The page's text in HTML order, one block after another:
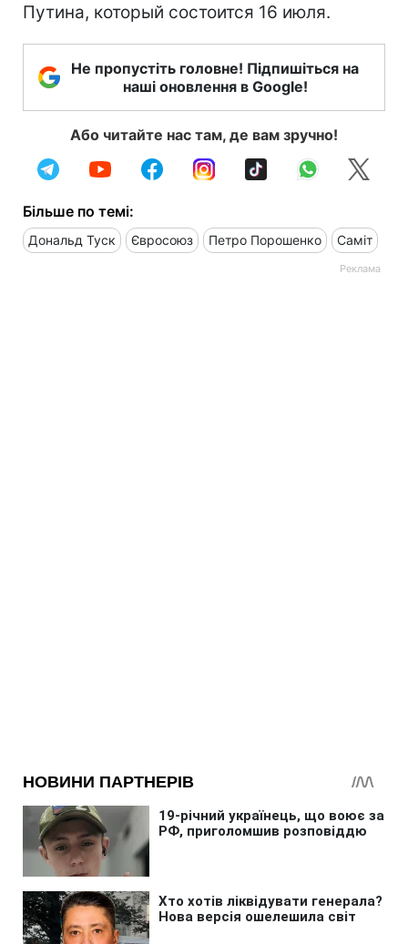
Путина, который состоится 16 июля.
Не пропустіть головне! Підпишіться на
наші оновлення в Google!
Або читайте нас там, де вам зручно!
Більше по темі:
Дональд Туск Євросоюз Петро Порошенко Саміт